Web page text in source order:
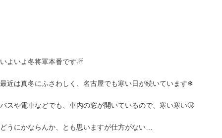
いよいよ冬将軍本番です☃
最近は真冬にふさわしく、名古屋でも寒い日が続いています❄
バスや電車などでも、車内の窓が開いているので、寒い寒い🤧
どうにかならんか、とも思いますが仕方がない…